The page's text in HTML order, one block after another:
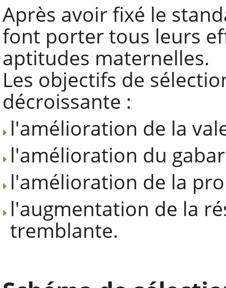
Après avoir fixé le
font porter tous leurs
aptitudes maternelles.
Les objectifs de
décroissante :
l'amélioration de la
l'amélioration du
l'amélioration de la
l'augmentation de la
tremblante.